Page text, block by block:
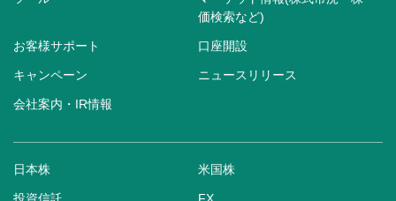
価検索など)
お客様サポート 口座開設
キャンペーン ニュースリリース
会社案内・IR情報
日本株 米国株